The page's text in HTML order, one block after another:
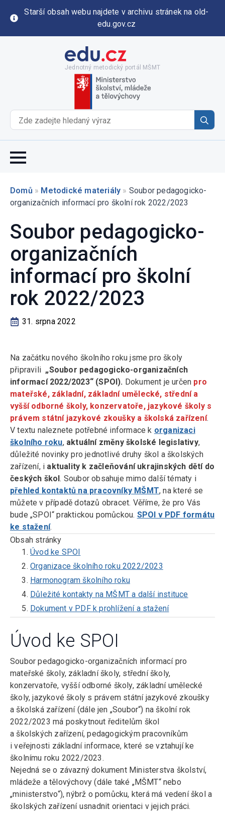
Starší obsah webu najdete v archivu stránek na old-
edu.gov.cz
Jednotný metodický portál MŠMT
for:
Domů » Metodické materiály » Soubor pedagogicko-
organizačních informací pro školní rok 2022/2023
Soubor pedagogicko-
organizačních
informací pro školní
rok 2022/2023
31. srpna 2022
Na začátku nového školního roku jsme pro školy
připravili „Soubor pedagogicko-organizačních
informací 2022/2023“ (SPOI). Dokument je určen pro
mateřské, základní, základní umělecké, střední a
vyšší odborné školy, konzervatoře, jazykové školy s
právem státní jazykové zkoušky a školská zařízení.
V textu naleznete potřebné informace k organizaci
školního roku, aktuální změny školské legislativy,
důležité novinky pro jednotlivé druhy škol a školských
zařízení, i aktuality k začleňování ukrajinských dětí do
českých škol. Soubor obsahuje mimo další tématy i
přehled kontaktů na pracovníky MŠMT, na které se
můžete v případě dotazů obracet. Věříme, že pro Vás
bude „SPOI“ praktickou pomůckou. SPOI v PDF formátu
ke stažení.
Obsah stránky
Úvod ke SPOI
Organizace školního roku 2022/2023
Harmonogram školního roku
Důležité kontakty na MŠMT a další instituce
Dokument v PDF k prohlížení a stažení
Úvod ke SPOI
Soubor pedagogicko-organizačních informací pro
mateřské školy, základní školy, střední školy,
konzervatoře, vyšší odborné školy, základní umělecké
školy, jazykové školy s právem státní jazykové zkoušky
a školská zařízení (dále jen „Soubor“) na školní rok
2022/2023 má poskytnout ředitelům škol
a školských zařízení, pedagogickým pracovníkům
i veřejnosti základní informace, které se vztahují ke
školnímu roku 2022/2023.
Nejedná se o závazný dokument Ministerstva školství,
mládeže a tělovýchovy (dále také „MŠMT“ nebo
„ministerstvo“), nýbrž o pomůcku, která má vedení škol a
školských zařízení usnadnit orientaci v jejich práci.